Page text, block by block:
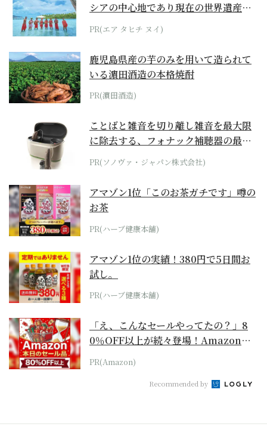
シアの中心地であり現在の世界遺産か
らみえてくる...
PR(エア タヒチ ヌイ)
鹿児島県産の芋のみを用いて造られて
いる濵田酒造の本格焼酎
PR(濵田酒造)
ことばと雑音を切り離し雑音を最大限
に除去する、フォナック補聴器の最上
位モデル
PR(ソノヴァ・ジャパン株式会社)
アマゾン1位「このお茶ガチです」噂の
お茶
PR(ハーブ健康本舗)
アマゾン1位の実績！380円で5日間お
試し。
PR(ハーブ健康本舗)
「え、こんなセールやってたの？」8
0％OFF以上が続々登場！Amazonの
本気が...
PR(Amazon)
Recommended by